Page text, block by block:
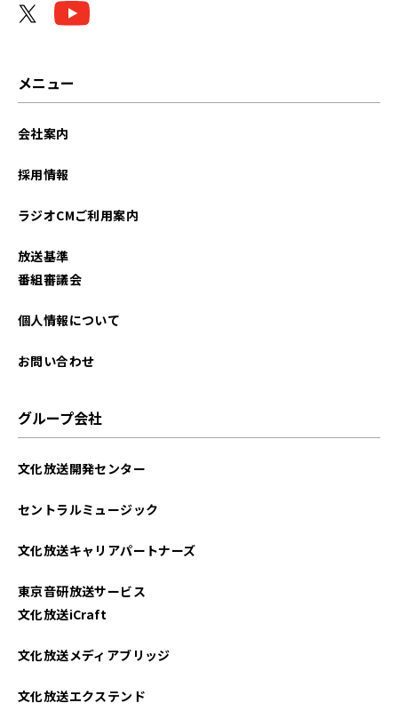
メニュー
会社案内
採用情報
ラジオCMご利用案内
放送基準
番組審議会
個人情報について
お問い合わせ
グループ会社
文化放送開発センター
セントラルミュージック
文化放送キャリアパートナーズ
東京音研放送サービス
文化放送iCraft
文化放送メディアブリッジ
文化放送エクステンド